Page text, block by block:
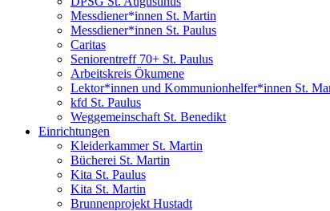
Messdiener*innen St. Martin
Messdiener*innen St. Paulus
Caritas
Seniorentreff 70+ St. Paulus
Arbeitskreis Ökumene
Lektor*innen und Kommunionhelfer*innen St.
kfd St. Paulus
Weggemeinschaft St. Benedikt
Einrichtungen
Kleiderkammer St. Martin
Bücherei St. Martin
Kita St. Paulus
Kita St. Martin
Brunnenprojekt Hustadt